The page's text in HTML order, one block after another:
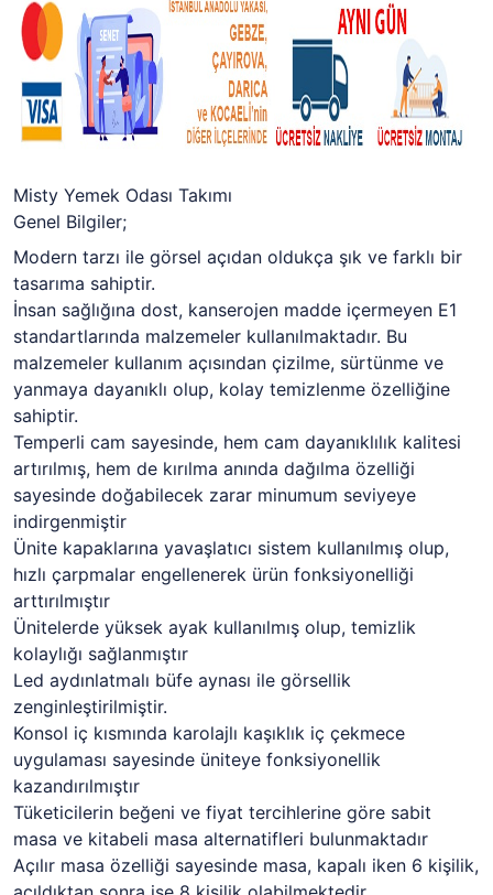
Misty Yemek Odası Takımı
Genel Bilgiler;
Modern tarzı ile görsel açıdan oldukça şık ve farklı bir
tasarıma sahiptir.
İnsan sağlığına dost, kanserojen madde içermeyen E1
standartlarında malzemeler kullanılmaktadır. Bu
malzemeler kullanım açısından çizilme, sürtünme ve
yanmaya dayanıklı olup, kolay temizlenme özelliğine
sahiptir.
Temperli cam sayesinde, hem cam dayanıklılık kalitesi
artırılmış, hem de kırılma anında dağılma özelliği
sayesinde doğabilecek zarar minumum seviyeye
indirgenmiştir
Ünite kapaklarına yavaşlatıcı sistem kullanılmış olup,
hızlı çarpmalar engellenerek ürün fonksiyonelliği
arttırılmıştır
Ünitelerde yüksek ayak kullanılmış olup, temizlik
kolaylığı sağlanmıştır
Led aydınlatmalı büfe aynası ile görsellik
zenginleştirilmiştir.
Konsol iç kısmında karolajlı kaşıklık iç çekmece
uygulaması sayesinde üniteye fonksiyonellik
kazandırılmıştır
Tüketicilerin beğeni ve fiyat tercihlerine göre sabit
masa ve kitabeli masa alternatifleri bulunmaktadır
Açılır masa özelliği sayesinde masa, kapalı iken 6 kişilik,